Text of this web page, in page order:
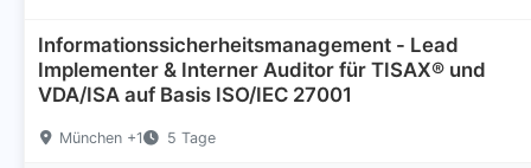
Informationssicherheitsmanagement - Lead
Implementer & Interner Auditor für TISAX® und
VDA/ISA auf Basis ISO/IEC 27001
München +1 5 Tage